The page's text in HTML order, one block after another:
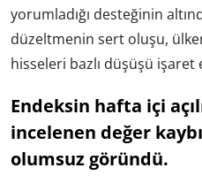
yorumladığı desteğinin
düzeltmenin sert oluşu,
hisseleri bazlı düşüşü
Endeksin hafta içi
incelenen değer
olumsuz göründü.